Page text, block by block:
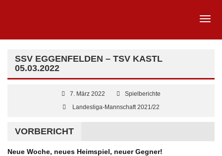
SSV EGGENFELDEN – TSV KASTL
05.03.2022
7. März 2022
Spielberichte
Landesliga-Mannschaft 2021/22
VORBERICHT
Neue Woche, neues Heimspiel, neuer Gegner!